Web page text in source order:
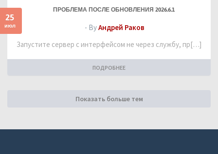
25
июл
ПРОБЛЕМА ПОСЛЕ ОБНОВЛЕНИЯ 2026.6.1
- ByАндрей Раков
Запустите сервер с интерфейсом не через службу, пр[…]
ПОДРОБНЕЕ
Показать больше тем